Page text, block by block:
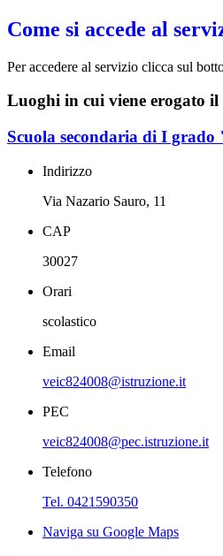
Come si accede al
Per accedere al servizio clicca sul
Luoghi in cui viene erogato il
Scuola secondaria di I
Indirizzo
Via Nazario Sauro, 11
CAP
30027
Orari
scolastico
Email
veic824008@istruzione.it
PEC
veic824008@pec.istruzione.it
Telefono
Tel. 0421590350
Naviga su Google Maps